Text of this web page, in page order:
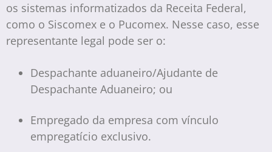
os sistemas informatizados da Receita Federal,
como o Siscomex e o Pucomex. Nesse caso, esse
representante legal pode ser o:
Despachante aduaneiro/Ajudante de
Despachante Aduaneiro; ou
Empregado da empresa com vínculo
empregatício exclusivo.